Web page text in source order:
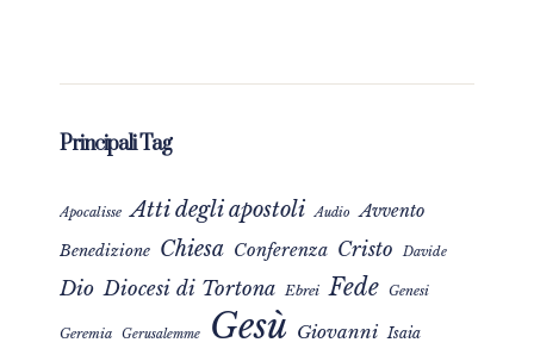
Principali Tag
Apocalisse Atti degli apostoli Audio Avvento
Benedizione Chiesa Conferenza Cristo Davide
Dio Diocesi di Tortona Ebrei Fede Genesi
Geremia Gerusalemme Gesù Giovanni Isaia